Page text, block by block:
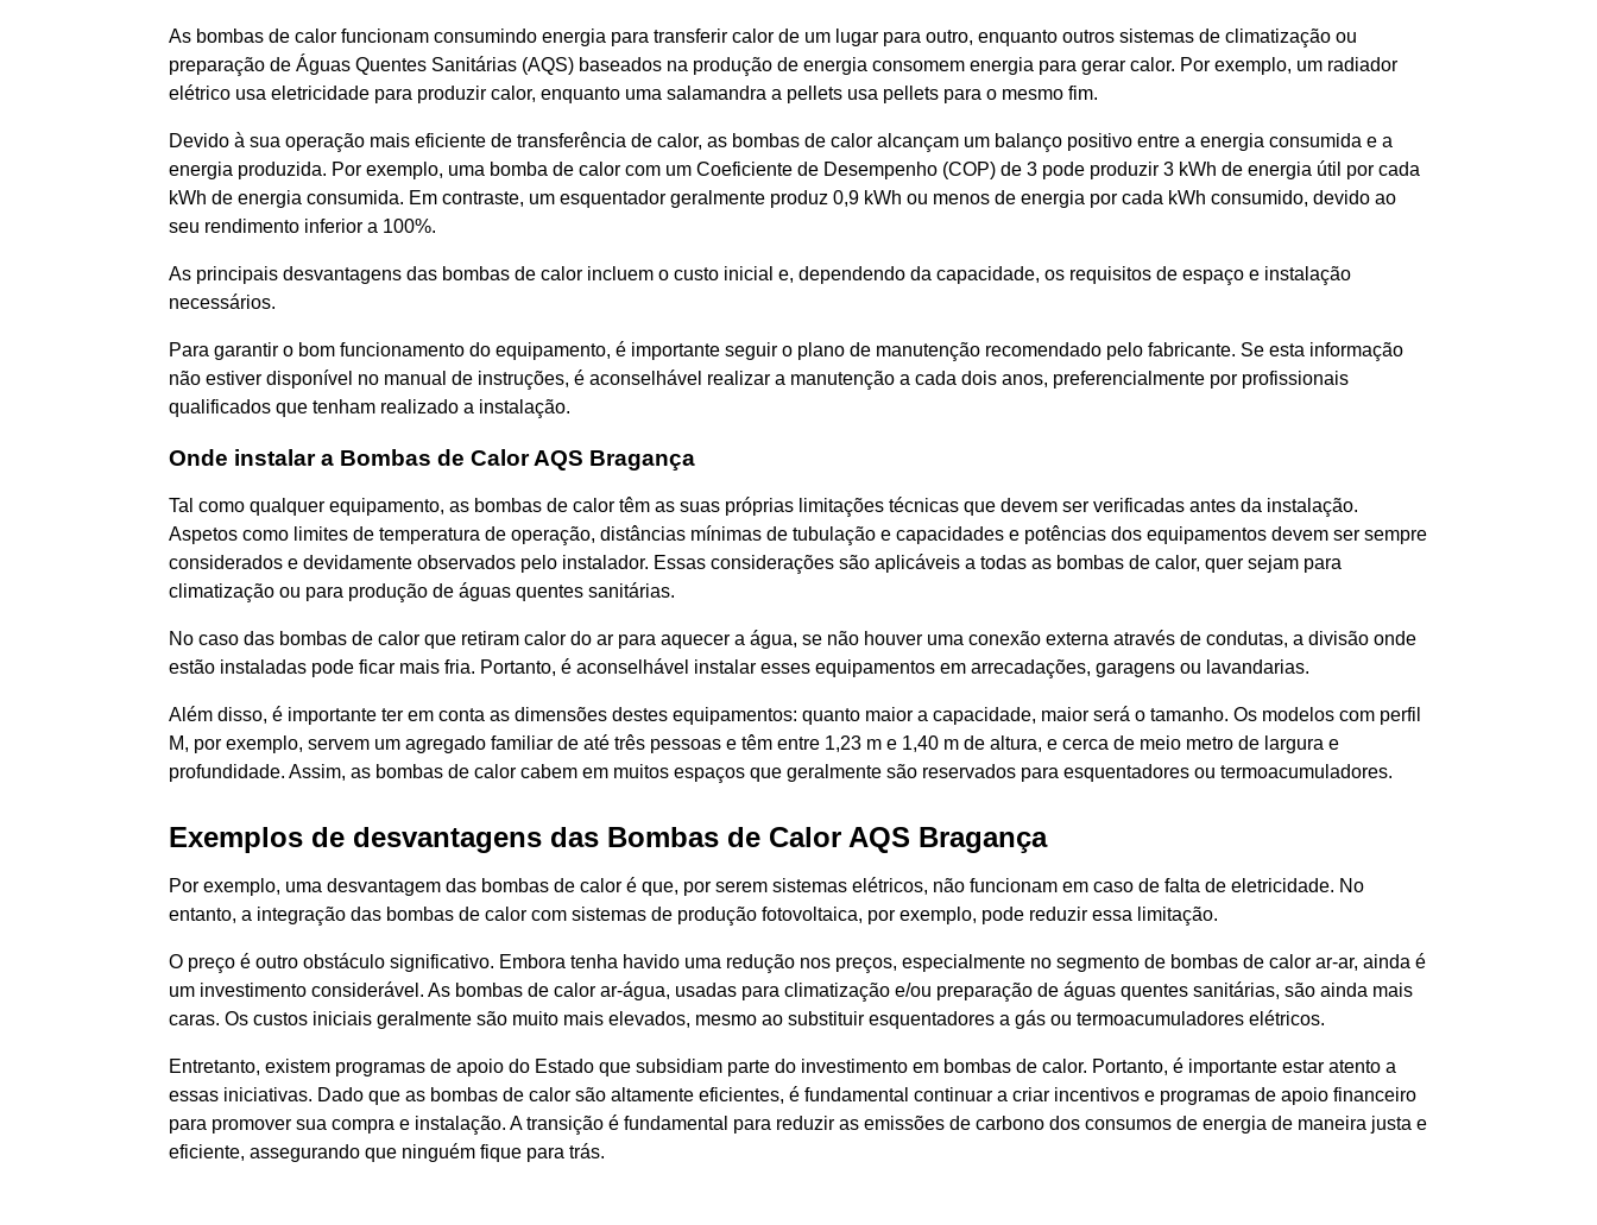
As bombas de calor funcionam consumindo energia para transferir calor de um lugar para outro, enquanto outros sistemas de climatização ou
preparação de Águas Quentes Sanitárias (AQS) baseados na produção de energia consomem energia para gerar calor. Por exemplo, um radiador
elétrico usa eletricidade para produzir calor, enquanto uma salamandra a pellets usa pellets para o mesmo fim.
Devido à sua operação mais eficiente de transferência de calor, as bombas de calor alcançam um balanço positivo entre a energia consumida e a
energia produzida. Por exemplo, uma bomba de calor com um Coeficiente de Desempenho (COP) de 3 pode produzir 3 kWh de energia útil por cada
kWh de energia consumida. Em contraste, um esquentador geralmente produz 0,9 kWh ou menos de energia por cada kWh consumido, devido ao
seu rendimento inferior a 100%.
As principais desvantagens das bombas de calor incluem o custo inicial e, dependendo da capacidade, os requisitos de espaço e instalação
necessários.
Para garantir o bom funcionamento do equipamento, é importante seguir o plano de manutenção recomendado pelo fabricante. Se esta informação
não estiver disponível no manual de instruções, é aconselhável realizar a manutenção a cada dois anos, preferencialmente por profissionais
qualificados que tenham realizado a instalação.
Onde instalar a Bombas de Calor AQS Bragança
Tal como qualquer equipamento, as bombas de calor têm as suas próprias limitações técnicas que devem ser verificadas antes da instalação.
Aspetos como limites de temperatura de operação, distâncias mínimas de tubulação e capacidades e potências dos equipamentos devem ser sempre
considerados e devidamente observados pelo instalador. Essas considerações são aplicáveis a todas as bombas de calor, quer sejam para
climatização ou para produção de águas quentes sanitárias.
No caso das bombas de calor que retiram calor do ar para aquecer a água, se não houver uma conexão externa através de condutas, a divisão onde
estão instaladas pode ficar mais fria. Portanto, é aconselhável instalar esses equipamentos em arrecadações, garagens ou lavandarias.
Além disso, é importante ter em conta as dimensões destes equipamentos: quanto maior a capacidade, maior será o tamanho. Os modelos com perfil
M, por exemplo, servem um agregado familiar de até três pessoas e têm entre 1,23 m e 1,40 m de altura, e cerca de meio metro de largura e
profundidade. Assim, as bombas de calor cabem em muitos espaços que geralmente são reservados para esquentadores ou termoacumuladores.
Exemplos de desvantagens das Bombas de Calor AQS Bragança
Por exemplo, uma desvantagem das bombas de calor é que, por serem sistemas elétricos, não funcionam em caso de falta de eletricidade. No
entanto, a integração das bombas de calor com sistemas de produção fotovoltaica, por exemplo, pode reduzir essa limitação.
O preço é outro obstáculo significativo. Embora tenha havido uma redução nos preços, especialmente no segmento de bombas de calor ar-ar, ainda é
um investimento considerável. As bombas de calor ar-água, usadas para climatização e/ou preparação de águas quentes sanitárias, são ainda mais
caras. Os custos iniciais geralmente são muito mais elevados, mesmo ao substituir esquentadores a gás ou termoacumuladores elétricos.
Entretanto, existem programas de apoio do Estado que subsidiam parte do investimento em bombas de calor. Portanto, é importante estar atento a
essas iniciativas. Dado que as bombas de calor são altamente eficientes, é fundamental continuar a criar incentivos e programas de apoio financeiro
para promover sua compra e instalação. A transição é fundamental para reduzir as emissões de carbono dos consumos de energia de maneira justa e
eficiente, assegurando que ninguém fique para trás.